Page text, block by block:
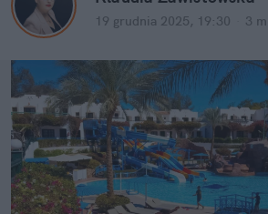
19 grudnia 2025, 19:30 3